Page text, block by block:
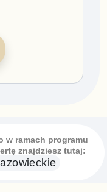
w ramach programu
znajdziesz tutaj: